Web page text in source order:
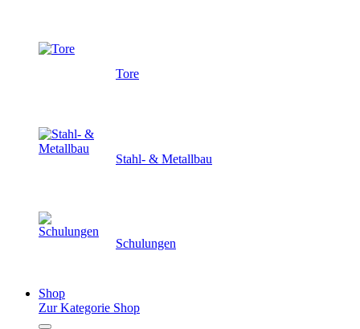
Tore
Stahl- & Metallbau
Schulungen
Shop
Zur Kategorie Shop